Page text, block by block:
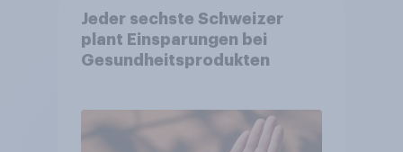
Jeder sechste Schweizer
plant Einsparungen bei
Gesundheitsprodukten